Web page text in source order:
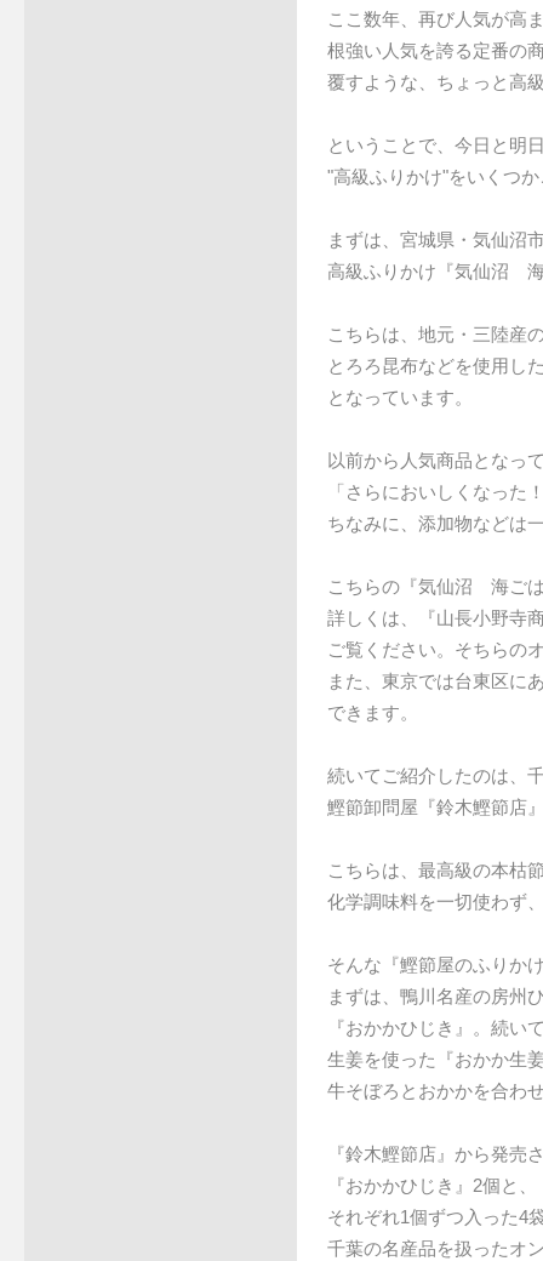
ここ数年、再び人気が高
根強い人気を誇る定番の
覆すような、ちょっと高
ということで、今日と明
"高級ふりかけ"をいくつ
まずは、宮城県・気仙沼
高級ふりかけ『気仙沼
こちらは、地元・三陸産
とろろ昆布などを使用し
となっています。
以前から人気商品となっ
「さらにおいしくなった
ちなみに、添加物などは
こちらの『気仙沼 海ご
詳しくは、『山長小野寺
ご覧ください。そちらの
また、東京では台東区に
できます。
続いてご紹介したのは、
鰹節卸問屋『鈴木鰹節店
こちらは、最高級の本枯
化学調味料を一切使わず
そんな『鰹節屋のふりか
まずは、鴨川名産の房州
『おかかひじき』。続い
生姜を使った『おかか生
牛そぼろとおかかを合わ
『鈴木鰹節店』から発売
『おかかひじき』2個と
それぞれ1個ずつ入った4
千葉の名産品を扱ったオ